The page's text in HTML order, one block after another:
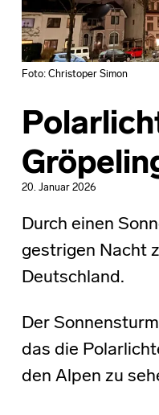
Foto: Christoper Simon
20. Januar 2026
Durch einen
gestrigen Nacht
Deutschland.
Der
das die
den Alpen zu